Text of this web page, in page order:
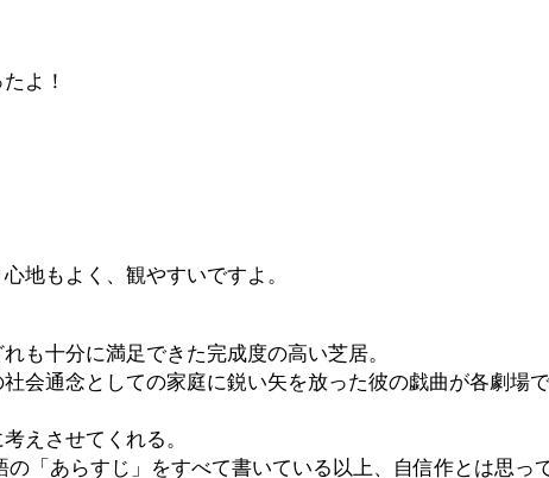
よ！
地もよく、観やすいですよ。
も十分に満足できた完成度の高い芝居。
会通念としての家庭に鋭い矢を放った彼の戯曲が各劇場
えさせてくれる。
「あらすじ」をすべて書いている以上、自信作とは思っ